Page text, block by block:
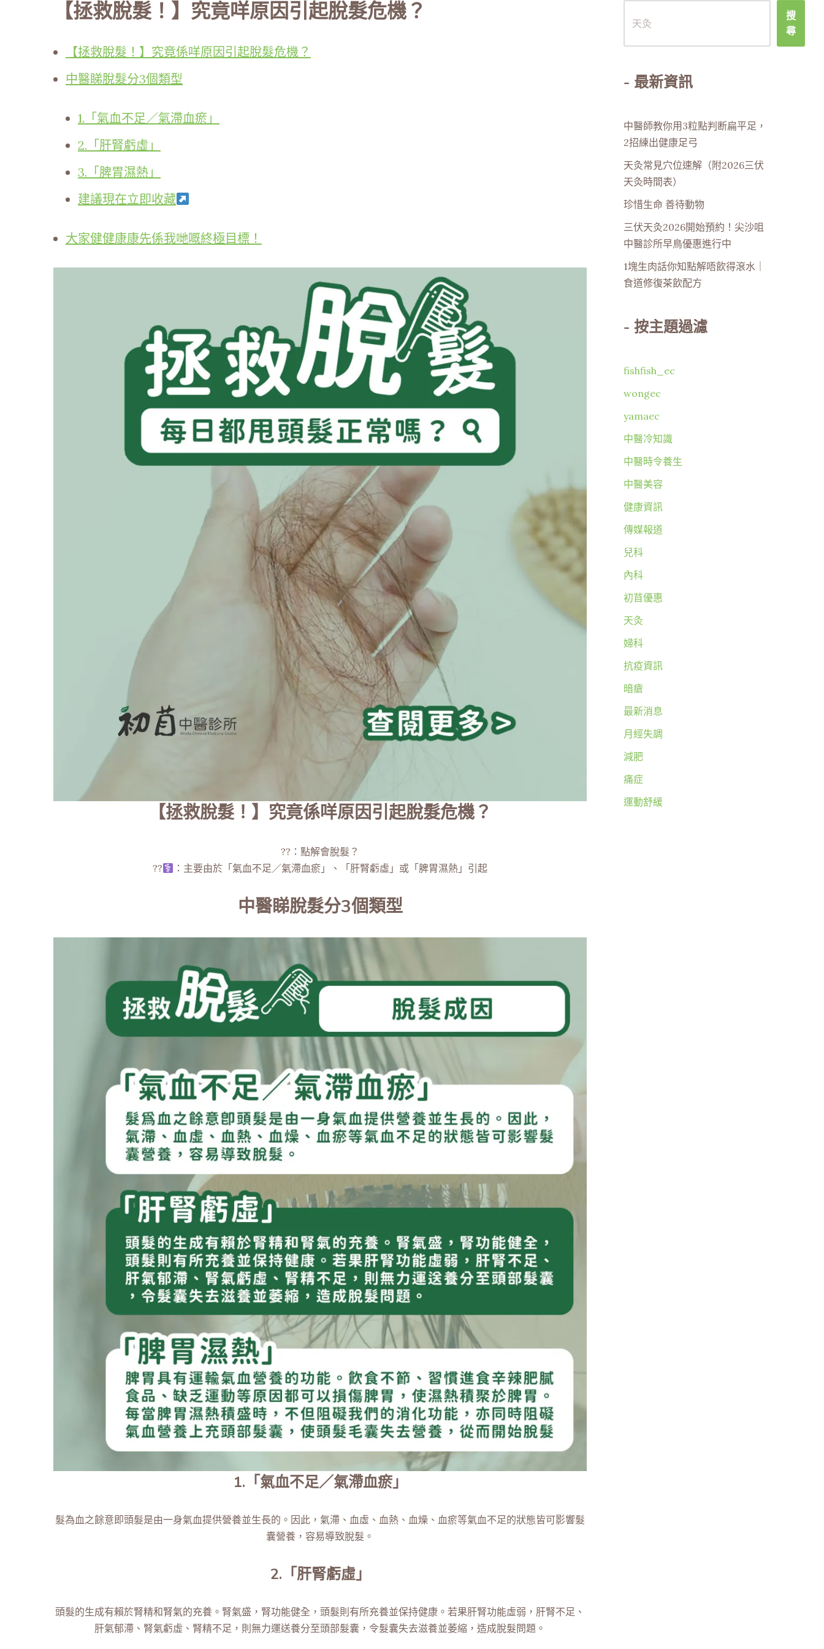
【拯救脫髮！】究竟咩原因引起脫髮危機？
【拯救脫髮！】究竟係咩原因引起脫髮危機？
中醫睇脫髮分3個類型
1.「氣血不足／氣滯血瘀」
2.「肝腎虧虛」
3.「脾胃濕熱」
建議現在立即收藏
大家健健康康先係我哋嘅終極目標！
【拯救脫髮！】究竟係咩原因引起脫髮危機？
??：點解會脫髮？
??‍
：主要由於「氣血不足／氣滯血瘀」、「肝腎虧虛」或「脾胃濕熱」引起
中醫睇脫髮分3個類型
1.「氣血不足／氣滯血瘀」
髮為血之餘意即頭髮是由一身氣血提供營養並生長的。因此，氣滯、血虛、血熱、血燥、血瘀等氣血不足的狀態皆可影響髮
囊營養，容易導致脫髮。
2.「肝腎虧虛」
頭髮的生成有賴於腎精和腎氣的充養。腎氣盛，腎功能健全，頭髮則有所充養並保持健康。若果肝腎功能虛弱，肝腎不足、
肝氣郁滯、腎氣虧虛、腎精不足，則無力運送養分至頭部髮囊，令髮囊失去滋養並萎縮，造成脫髮問題。
搜
尋
- 最新資訊
中醫師教你用3粒點判断扁平足，
2招練出健康足弓
天灸常見穴位速解（附2026三伏
天灸時間表）
珍惜生命 善待動物
三伏天灸2026開始預約！尖沙咀
中醫診所早鳥優惠進行中
1塊生肉話你知點解唔飲得滾水｜
食道修復茶飲配方
- 按主題過濾
fishfish_ec
wongec
yamaec
中醫冷知識
中醫時令養生
中醫美容
健康資訊
傳媒報道
兒科
內科
初苜優惠
天灸
婦科
抗疫資訊
暗瘡
最新消息
月經失調
減肥
痛症
運動舒緩